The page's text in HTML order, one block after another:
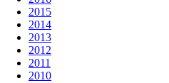
2015
2014
2013
2012
2011
2010